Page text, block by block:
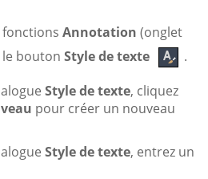
fonctions Annotation (onglet
le bouton Style de texte
.
Style de texte, cliquez
pour créer un nouveau
Style de texte, entrez un